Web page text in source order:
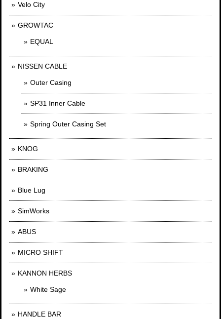
Velo City
GROWTAC
EQUAL
NISSEN CABLE
Outer Casing
SP31 Inner Cable
Spring Outer Casing Set
KNOG
BRAKING
Blue Lug
SimWorks
ABUS
MICRO SHIFT
KANNON HERBS
White Sage
HANDLE BAR